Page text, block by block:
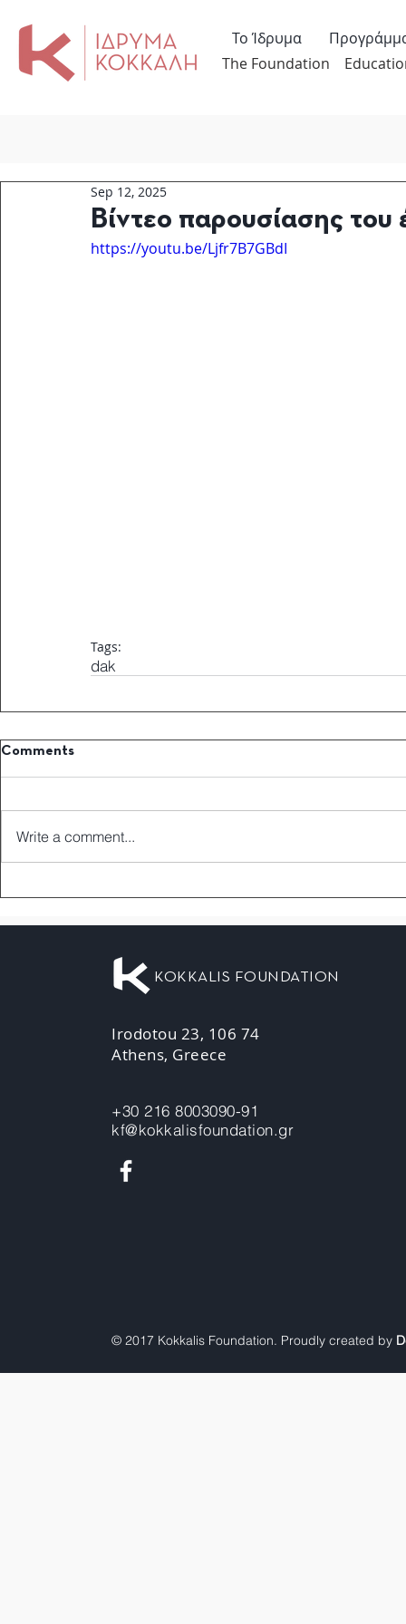
The Foundation
Το Ίδρυμα
Βίντεο παρουσίασης
Sep 12, 2025
https://youtu.be/Ljfr7B7GBdI
Tags:
dak
Comments
Write a comment...
KOKKALIS FOUNDATION
Irodotou 23, 106 74
Athens, Greece
+30 216 8003090-91
kf@kokkalisfoundation.gr
© 2017 Kokkalis Foundation. Proudly created by